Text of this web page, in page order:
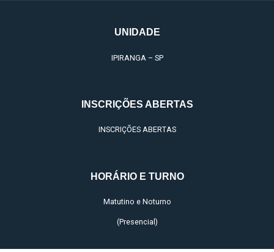
UNIDADE
IPIRANGA – SP
INSCRIÇÕES ABERTAS
INSCRIÇÕES ABERTAS
HORÁRIO E TURNO
Matutino e Noturno
(Presencial)